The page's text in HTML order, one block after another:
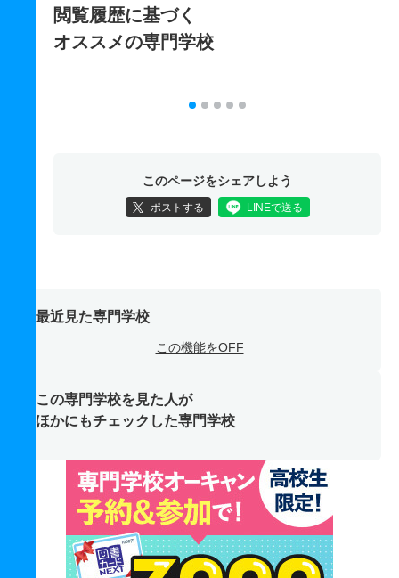
閲覧履歴に基づく
オススメの専門学校
このページをシェアしよう
ポストする LINEで送る
最近見た専門学校
この機能をOFF
この専門学校を見た人が
ほかにもチェックした専門学校